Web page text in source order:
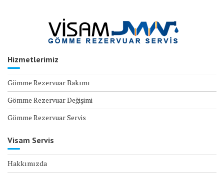
Hizmetlerimiz
Gömme Rezervuar Bakımı
Gömme Rezervuar Değişimi
Gömme Rezervuar Servis
Visam Servis
Hakkımızda